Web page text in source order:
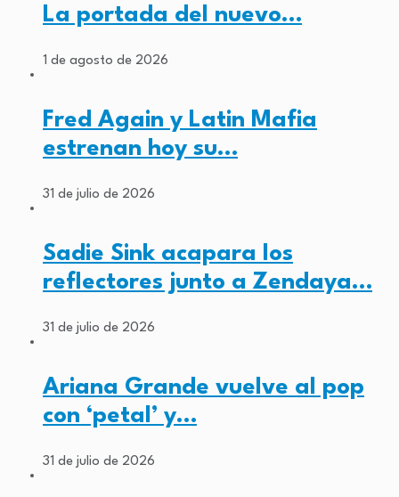
La portada del nuevo…
1 de agosto de 2026
Fred Again y Latin Mafia
estrenan hoy su…
31 de julio de 2026
Sadie Sink acapara los
reflectores junto a Zendaya…
31 de julio de 2026
Ariana Grande vuelve al pop
con ‘petal’ y…
31 de julio de 2026